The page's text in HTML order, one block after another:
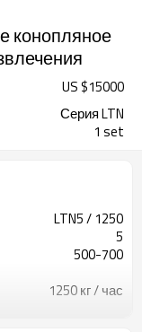
конопляное
US $15000
Серия LTN
1 set
LTN5 / 1250
5
500-700
1250 кг / час